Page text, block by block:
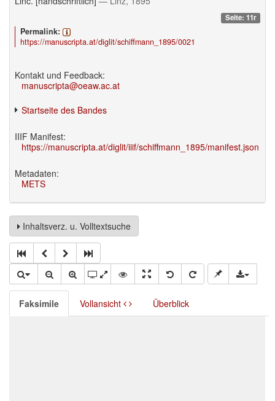
Seite: 11r
Permalink:
https://manuscripta.at/diglit/schiffmann_1895/0021
Kontakt und Feedback:
manuscripta@oeaw.ac.at
Startseite des Bandes
IIIF Manifest:
https://manuscripta.at/diglit/iiif/schiffmann_1895/manifest.json
Metadaten:
METS
Inhaltsverz. u. Volltextsuche
Faksimile Vollansicht Überblick